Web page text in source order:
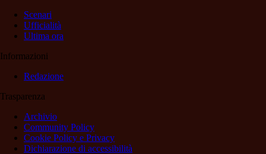
Scenari
Ufficialità
Ultima ora
Informazioni
Redazione
Trasparenza
Archivio
Community Policy
Cookie Policy e Privacy
Dichiarazione di accessibilità